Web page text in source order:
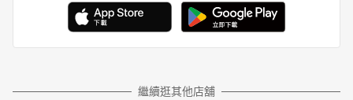
繼續逛其他店舖